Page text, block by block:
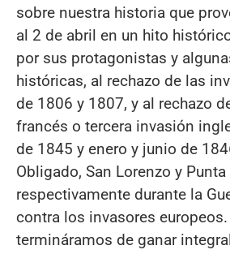
sobre nuestra historia que
al 2 de abril en un hito
por sus protagonistas y
históricas, al rechazo de las
de 1806 y 1807, y al rechazo
francés o tercera invasión
de 1845 y enero y junio de
Obligado, San Lorenzo y Punta
respectivamente durante la
contra los invasores
termináramos de ganar